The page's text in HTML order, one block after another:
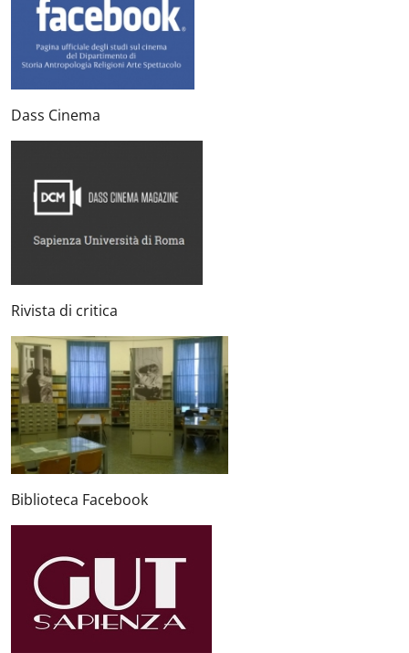
Dass Cinema
Rivista di critica
Biblioteca Facebook